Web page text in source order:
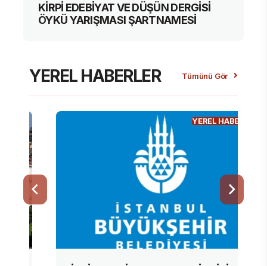
KİRPİ EDEBİYAT VE DÜŞÜN DERGİSİ
ÖYKÜ YARIŞMASI ŞARTNAMESİ
YEREL HABERLER Tümünü Gör
YEREL HABERLER